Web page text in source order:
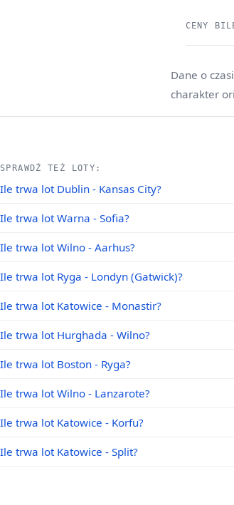
CENY
Dane o
charakter
SPRAWDŹ TEŻ LOTY:
Ile trwa lot Dublin - Kansas City?
Ile trwa lot Warna - Sofia?
Ile trwa lot Wilno - Aarhus?
Ile trwa lot Ryga - Londyn (Gatwick)?
Ile trwa lot Katowice - Monastir?
Ile trwa lot Hurghada - Wilno?
Ile trwa lot Boston - Ryga?
Ile trwa lot Wilno - Lanzarote?
Ile trwa lot Katowice - Korfu?
Ile trwa lot Katowice - Split?